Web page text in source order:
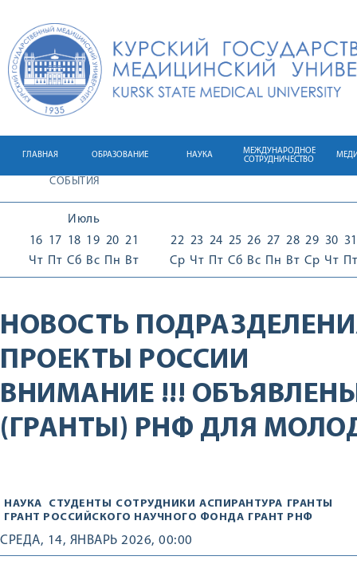
ГЛАВНАЯ ОБРАЗОВАНИЕ НАУКА
МЕЖДУНАРОДНОЕ
СОТРУДНИЧЕСТВО
СОБЫТИЯ
Июль
16
Чт
17
Пт
18
Сб
19
Вс
20
Пн
21
Вт
22
Ср
23
Чт
24
Пт
25
Сб
26
Вс
27
Пн
28
Вт
29
Ср
30
Чт
31
Пт
НОВОСТЬ
ПРОЕКТЫ РОССИИ
ВНИМАНИЕ !!!
(ГРАНТЫ) РНФ ДЛЯ
НАУКА СТУДЕНТЫ СОТРУДНИКИ АСПИРАНТУРА ГРАНТЫ
ГРАНТ РОССИЙСКОГО НАУЧНОГО ФОНДА ГРАНТ РНФ
СРЕДА, 14, ЯНВАРЬ 2026, 00:00